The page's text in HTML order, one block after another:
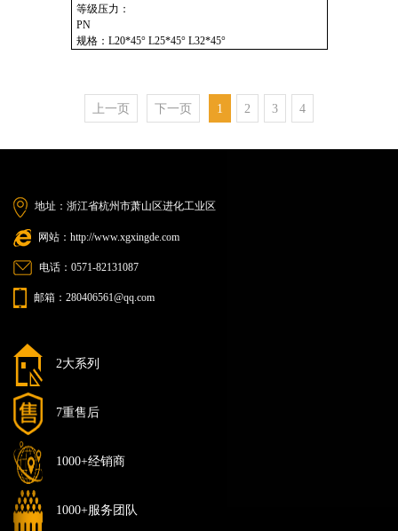
等级压力：
PN
规格：L20*45° L25*45° L32*45°
上一页 下一页 1 2 3 4
地址：浙江省杭州市萧山区进化工业区
网站：http://www.xgxingde.com
电话：0571-82131087
邮箱：280406561@qq.com
2大系列
7重售后
1000+经销商
1000+服务团队